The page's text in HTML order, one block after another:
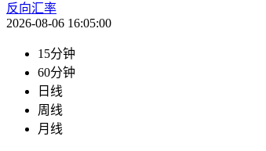
反向汇率
2026-08-06 16:05:00
15分钟
60分钟
日线
周线
月线